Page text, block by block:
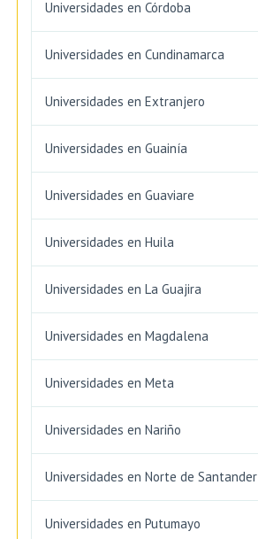
Universidades en Córdoba
Universidades en Cundinamarca
Universidades en Extranjero
Universidades en Guainía
Universidades en Guaviare
Universidades en Huila
Universidades en La Guajira
Universidades en Magdalena
Universidades en Meta
Universidades en Nariño
Universidades en Norte de Santander
Universidades en Putumayo